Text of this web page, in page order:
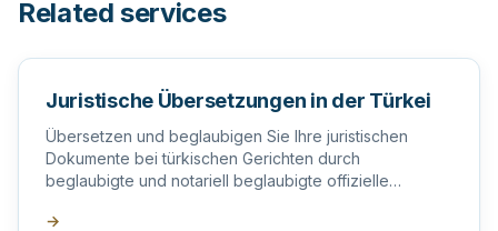
Related services
Juristische Übersetzungen in der Türkei
Übersetzen und beglaubigen Sie Ihre juristischen
Dokumente bei türkischen Gerichten durch
beglaubigte und notariell beglaubigte offizielle
→